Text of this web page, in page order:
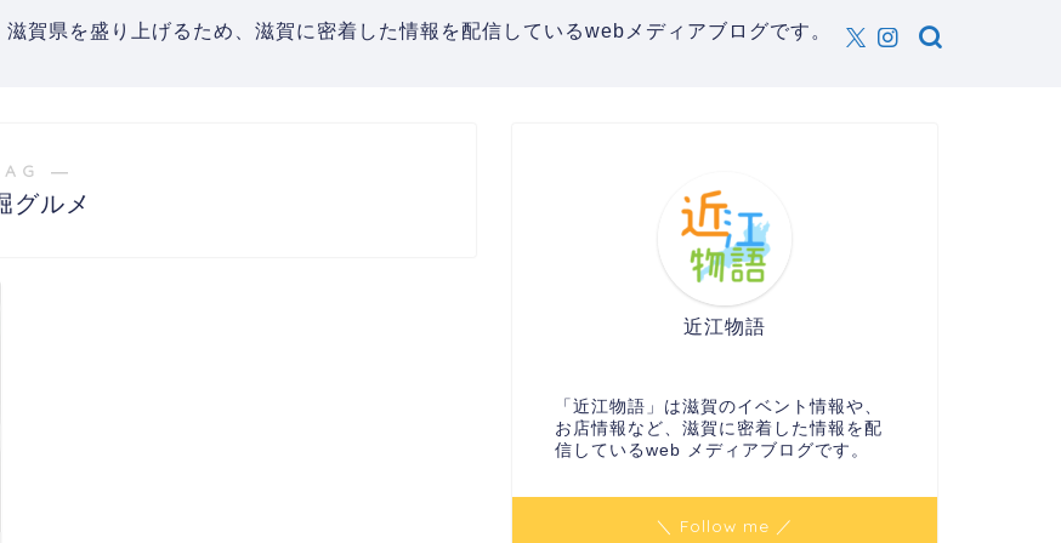
滋賀県を盛り上げるため、滋賀に密着した情報を配信しているwebメディアブログです。
―
グルメ
近江物語
「近江物語」は滋賀のイベント情報や、
お店情報など、滋賀に密着した情報を配
信しているweb メディアブログです。
＼ Follow me ／